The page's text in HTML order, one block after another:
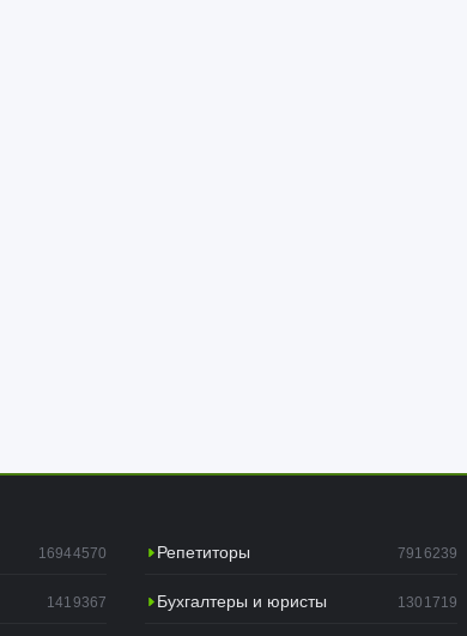
16944570 Репетиторы 7916239
1419367 Бухгалтеры и юристы 1301719